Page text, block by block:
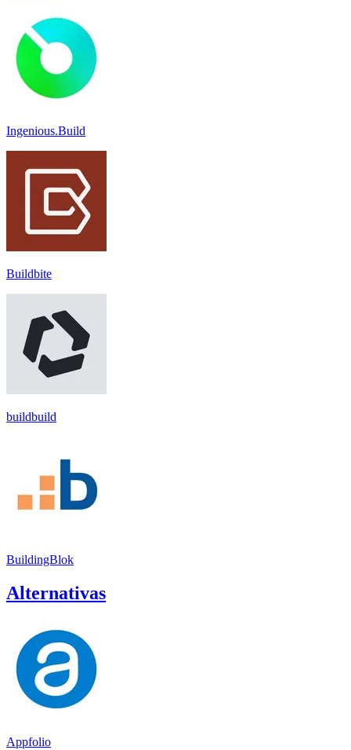
Ingenious.Build
Buildbite
buildbuild
BuildingBlok
Alternativas
Appfolio